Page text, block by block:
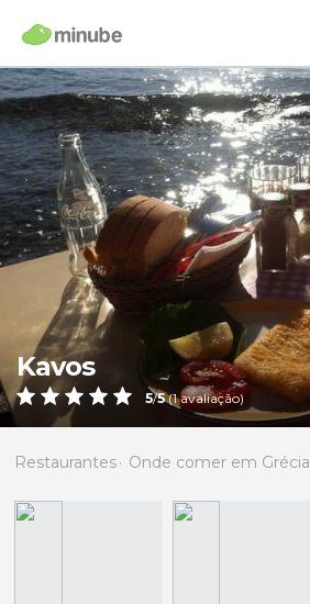
Kavos
5/5(1avaliação)
Restaurantes Onde comer em Grécia